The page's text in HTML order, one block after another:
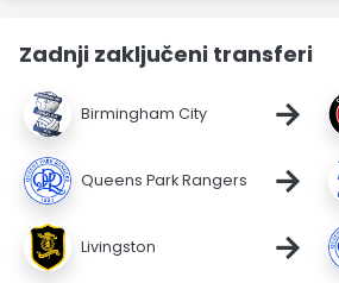
Zadnji zaključeni transferi
Birmingham City →
Queens Park Rangers →
Livingston →